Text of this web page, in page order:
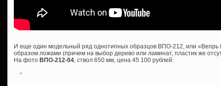
И еще один модельный ряд однотипных образцов ВПО-212, или
образом ложами (причем на выбор дерево или ламинат, пластик же
На фото ВПО-212-04, ствол 650 мм, цена 45 100 рублей: